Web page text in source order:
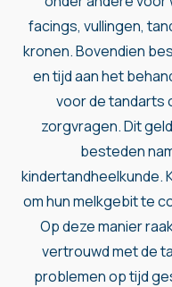
facings, vullingen,
kronen. Bovendien
en tijd aan het
voor de tandarts
zorgvragen. Dit
besteden
kindertandheelkunde.
om hun melkgebit te
Op deze manier
vertrouwd met de
problemen op tijd